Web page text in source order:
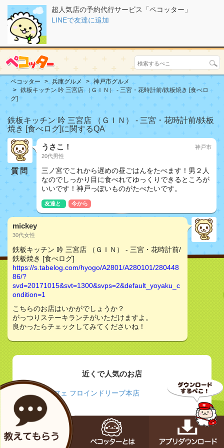
超人気店の予約代行サービス「ペコッター」
LINEで友達に追加
ペコッター 兵庫グルメ
神戸市グルメ
鉄板キッチン 吟 三宮店 （ＧＩＮ） - 三宮・花時計前/鉄板焼き [食べロ
グ]
鉄板キッチン 吟 三宮店 （ＧＩＮ） - 三宮・花時計前/鉄板
焼き [食べログ]に関するQA
質問
うさこ！
20代男性
神戸市
三ノ宮でこれから遅めの昼ごはんをたべます！男２人
なのでしっかり目に食べれてゆっくりできるところが
いいです！神戸っぽいものがたべたいです。
友達と 今から
mickey
30代女性
鉄板キッチン 吟 三宮店 （ＧＩＮ） - 三宮・花時計前/
鉄板焼き [食べログ]
https://s.tabelog.com/hyogo/A2801/A280101/280448
86/?
svd=20171015&svt=1300&svps=2&default_yoyaku_c
ondition=1
こちらのお店はいかがでしょうか？
がっつりステーキランチがいただけますよ。
良かったらチェックしてみてくださいね！
近くで人気のお店
カフェ フロインドリーブ本店
神戸北野異人館店 | スターバックス コーヒー ジャ
パン